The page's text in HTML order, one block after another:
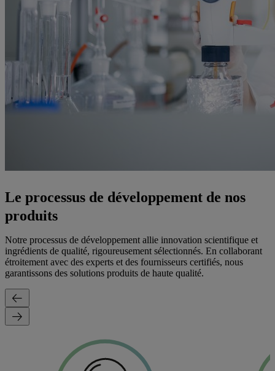
Le processus de développement de nos
produits
Notre processus de développement allie innovation scientifique et
ingrédients de qualité, rigoureusement sélectionnés. En collaborant
étroitement avec des experts et des fournisseurs certifiés, nous
garantissons des solutions produits de haute qualité.